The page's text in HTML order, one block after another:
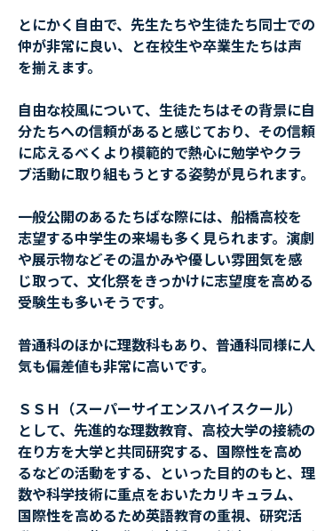
とにかく自由で、先生たちや生徒たち同士での
仲が非常に良い、と在校生や卒業生たちは声
を揃えます。
自由な校風について、生徒たちはその背景に自
分たちへの信頼があると感じており、その信頼
に応えるべくより模範的で熱心に勉学やクラ
ブ活動に取り組もうとする姿勢が見られます。
一般公開のあるたちばな際には、船橋高校を
志望する中学生の来場も多く見られます。演劇
や展示物などその温かみや優しい雰囲気を感
じ取って、文化祭をきっかけに志望度を高める
受験生も多いそうです。
普通科のほかに理数科もあり、普通科同様に人
気も偏差値も非常に高いです。
ＳＳＨ（スーパーサイエンスハイスクール）
として、先進的な理数教育、高校大学の接続の
在り方を大学と共同研究する、国際性を高め
るなどの活動をする、といった目的のもと、理
数や科学技術に重点をおいたカリキュラム、
国際性を高めるため英語教育の重視、研究活